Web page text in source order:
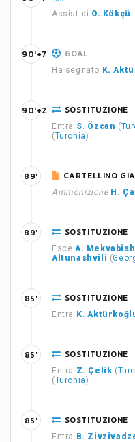
Assist di O. Kökçü
GOAL
Ha segnato K.
90'+7
SOSTITUZIONE
Entra S. Özcan (
(Turchia)
90'+2
CARTELLINO
Ammonizione H.
89'
SOSTITUZIONE
Esce A.
Altunashvili (
89'
SOSTITUZIONE
Entra K.
85'
SOSTITUZIONE
Entra Z. Çelik (
(Turchia)
85'
SOSTITUZIONE
Entra B.
85'